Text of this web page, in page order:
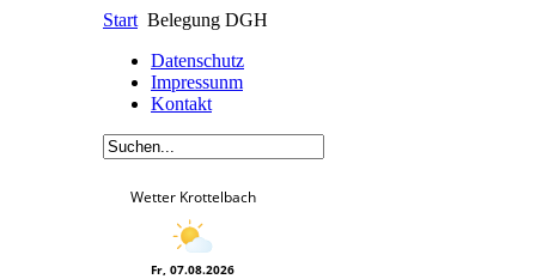
Start Belegung DGH
Datenschutz
Impressunm
Kontakt
Wetter Krottelbach
Fr, 07.08.2026